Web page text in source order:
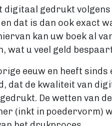
gedrukt volgens
dat is dan ook exact
kan uw boek al
wat u veel geld
eeuw en heeft
dat de kwaliteit van
De wetten van
(inkt in poedervorm)